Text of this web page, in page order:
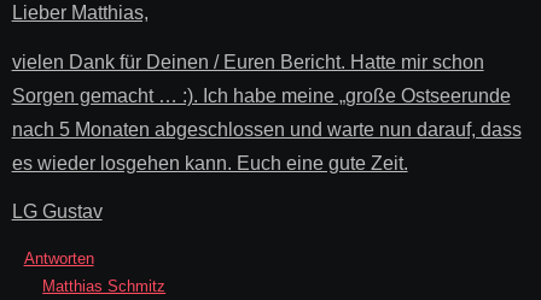
Lieber Matthias,
vielen Dank für Deinen / Euren Bericht. Hatte mir schon
Sorgen gemacht … :). Ich habe meine „große Ostseerunde
nach 5 Monaten abgeschlossen und warte nun darauf, dass
es wieder losgehen kann. Euch eine gute Zeit.
LG Gustav
Antworten
Matthias Schmitz